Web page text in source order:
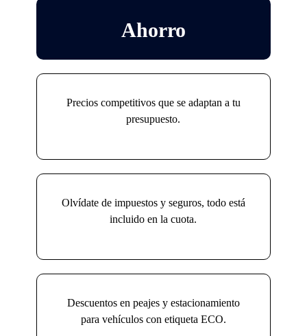
Ahorro
Precios competitivos que se adaptan a tu
presupuesto.
Olvídate de impuestos y seguros, todo está
incluido en la cuota.
Descuentos en peajes y estacionamiento
para vehículos con etiqueta ECO.